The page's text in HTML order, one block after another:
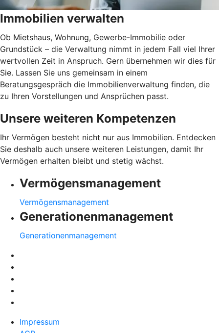
Immobilien verwalten
Ob Mietshaus, Wohnung, Gewerbe-Immobilie oder
Grundstück – die Verwaltung nimmt in jedem Fall viel Ihrer
wertvollen Zeit in Anspruch. Gern übernehmen wir dies für
Sie. Lassen Sie uns gemeinsam in einem
Beratungsgespräch die Immobilienverwaltung finden, die
zu Ihren Vorstellungen und Ansprüchen passt.
Unsere weiteren Kompetenzen
Ihr Vermögen besteht nicht nur aus Immobilien. Entdecken
Sie deshalb auch unsere weiteren Leistungen, damit Ihr
Vermögen erhalten bleibt und stetig wächst.
Vermögensmanagement
Vermögensmanagement
Generationenmanagement
Generationenmanagement
Impressum